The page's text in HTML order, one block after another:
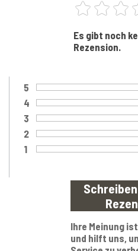
Es gibt noch
Rezension.
Bewertung:
5
Bewertung:
4
Bewertung:
3
Bewertung:
2
Bewertung:
1
Ihre Meinung
und hilft uns,